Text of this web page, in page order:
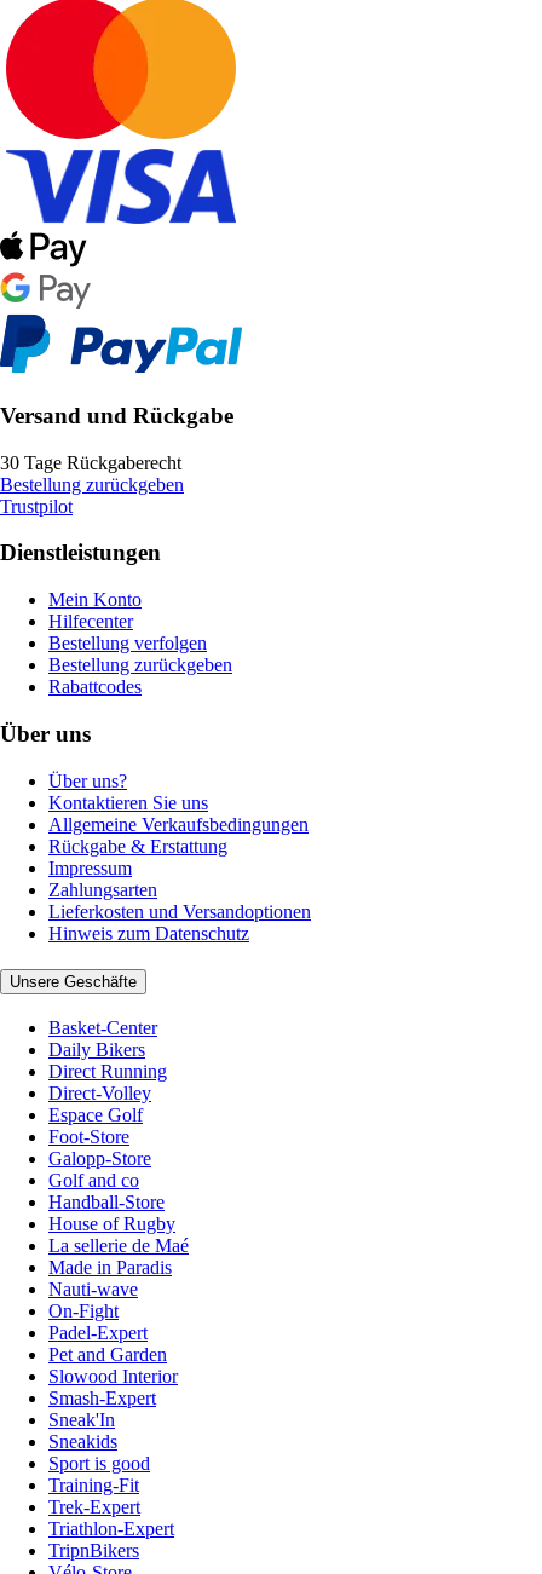
Versand und Rückgabe
30 Tage Rückgaberecht
Bestellung zurückgeben
Trustpilot
Dienstleistungen
Mein Konto
Hilfecenter
Bestellung verfolgen
Bestellung zurückgeben
Rabattcodes
Über uns
Über uns?
Kontaktieren Sie uns
Allgemeine Verkaufsbedingungen
Rückgabe & Erstattung
Impressum
Zahlungsarten
Lieferkosten und Versandoptionen
Hinweis zum Datenschutz
Unsere Geschäfte
Basket-Center
Daily Bikers
Direct Running
Direct-Volley
Espace Golf
Foot-Store
Galopp-Store
Golf and co
Handball-Store
House of Rugby
La sellerie de Maé
Made in Paradis
Nauti-wave
On-Fight
Padel-Expert
Pet and Garden
Slowood Interior
Smash-Expert
Sneak'In
Sneakids
Sport is good
Training-Fit
Trek-Expert
Triathlon-Expert
TripnBikers